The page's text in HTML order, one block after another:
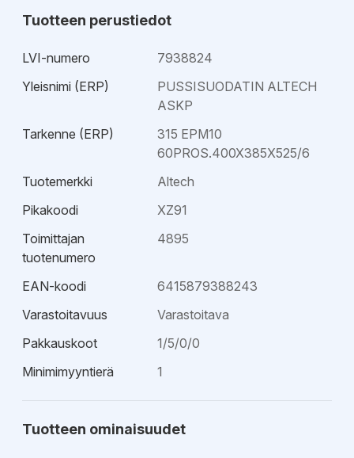
Tuotteen perustiedot
LVI-numero
7938824
Yleisnimi (ERP)
PUSSISUODATIN ALTECH
ASKP
Tarkenne (ERP)
315 EPM10
60PROS.400X385X525/6
Tuotemerkki
Altech
Pikakoodi
XZ91
Toimittajan
tuotenumero
4895
EAN-koodi
6415879388243
Varastoitavuus
Varastoitava
Pakkauskoot
1/5/0/0
Minimimyyntierä
1
Tuotteen ominaisuudet